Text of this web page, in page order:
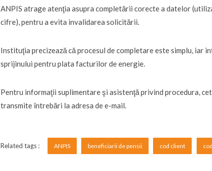
ANPIS atrage atenţia asupra completării corecte a datelor
cifre), pentru a evita invalidarea solicitării.
Instituţia precizează că procesul de completare este simplu, iar
sprijinului pentru plata facturilor de energie.
Pentru informaţii suplimentare şi asistenţă privind procedura,
transmite întrebări la adresa de e-mail.
Related tags : ANPIS beneficiarii de pensii cod client